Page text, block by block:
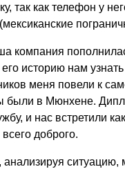
так как телефон у
компания
его историю нам
меня повели к
были в Мюнхене.
и нас встретили
доброго.
ситуацию,